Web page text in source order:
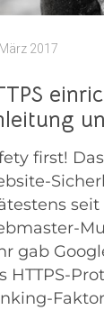
2017
first!
seit
gab
HTTPS-